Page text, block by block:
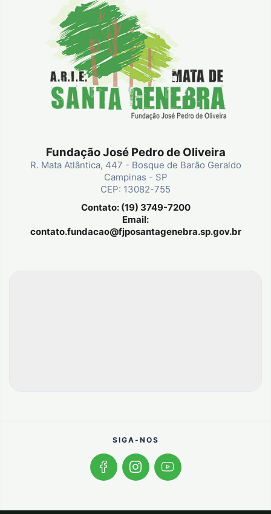
Fundação José Pedro de Oliveira
R. Mata Atlântica, 447 - Bosque de Barão Geraldo
Campinas - SP
CEP: 13082-755
Contato: (19) 3749-7200
Email:
contato.fundacao@fjposantagenebra.sp.gov.br
SIGA-NOS